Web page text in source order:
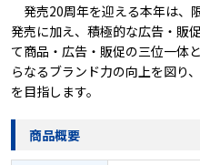
発売20周年を迎える本年は、
発売に加え、積極的な広告・販
て商品・広告・販促の三位一体
らなるブランド力の向上を図り
を目指します。
商品概要